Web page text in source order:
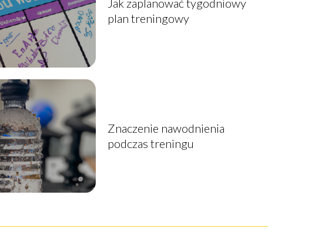
plan treningowy
Znaczenie nawodnienia
podczas treningu